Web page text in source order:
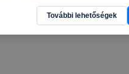
látogatja, vagy
Önnek még jobb
fejlesztése. Hogyan
További lehetőségek